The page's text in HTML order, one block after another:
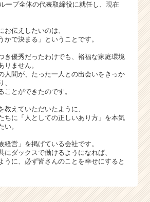
（C
e
e
C
a
e
e
r）
ープ全体の代表取締役に就任し、現在
お伝えしたいのは、
かで決まる」ということです。
き優秀だったわけでも、裕福な家庭環境
りません。
人間が、たった一人との出会いをきっか
、
ことができたのです。
教えていただいたように、
ちに「人としての正しいあり方」を本気
い。
経営」を掲げている会社です。
にダックスで働けるようになれば、
うに、必ず皆さんのことを幸せにすると